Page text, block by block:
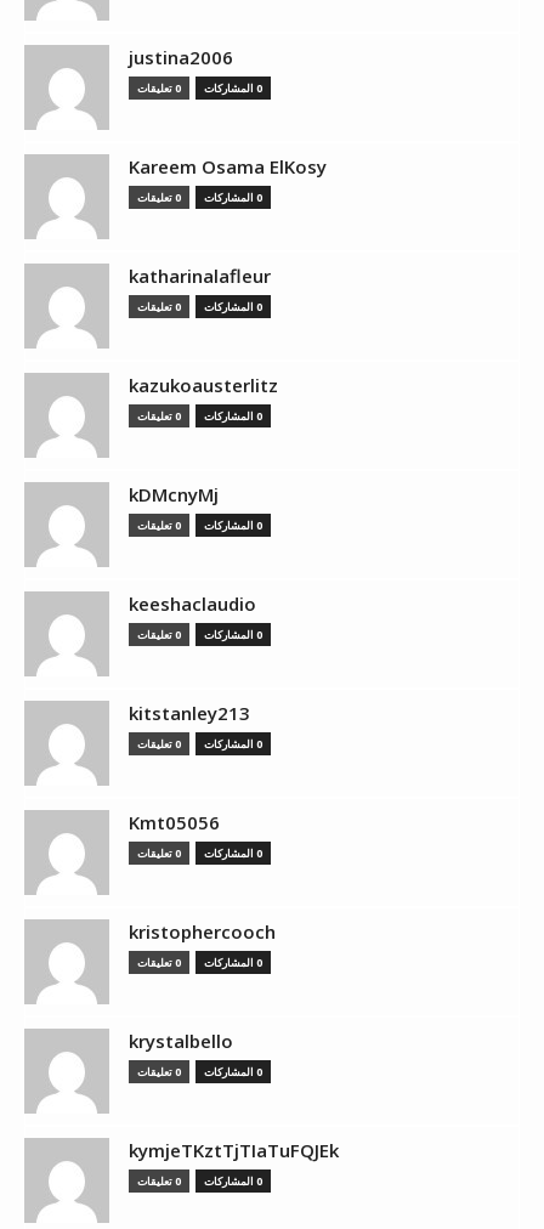
justina2006
0 المشاركات 0 تعليقات
Kareem Osama ElKosy
0 المشاركات 0 تعليقات
katharinalafleur
0 المشاركات 0 تعليقات
kazukoausterlitz
0 المشاركات 0 تعليقات
kDMcnyMj
0 المشاركات 0 تعليقات
keeshaclaudio
0 المشاركات 0 تعليقات
kitstanley213
0 المشاركات 0 تعليقات
Kmt05056
0 المشاركات 0 تعليقات
kristophercooch
0 المشاركات 0 تعليقات
krystalbello
0 المشاركات 0 تعليقات
kymjeTKztTjTIaTuFQJEk
0 المشاركات 0 تعليقات